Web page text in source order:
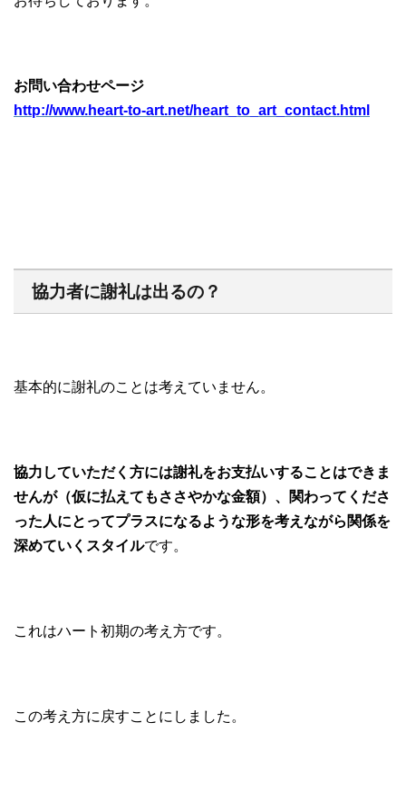
お問い合わせページ
http://www.heart-to-art.net/heart_to_art_contact.html
協力者に謝礼は出るの？
基本的に謝礼のことは考えていません。
協力していただく方には謝礼をお支払いすることはできま
せんが（仮に払えてもささやかな金額）、関わってくださ
った人にとってプラスになるような形を考えながら関係を
深めていくスタイルです。
これはハート初期の考え方です。
この考え方に戻すことにしました。